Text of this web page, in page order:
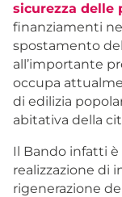
sicurezza delle
finanziamenti
spostamento
all’importante
occupa
di edilizia
abitativa della
Il Bando infatti è
realizzazione di
rigenerazione